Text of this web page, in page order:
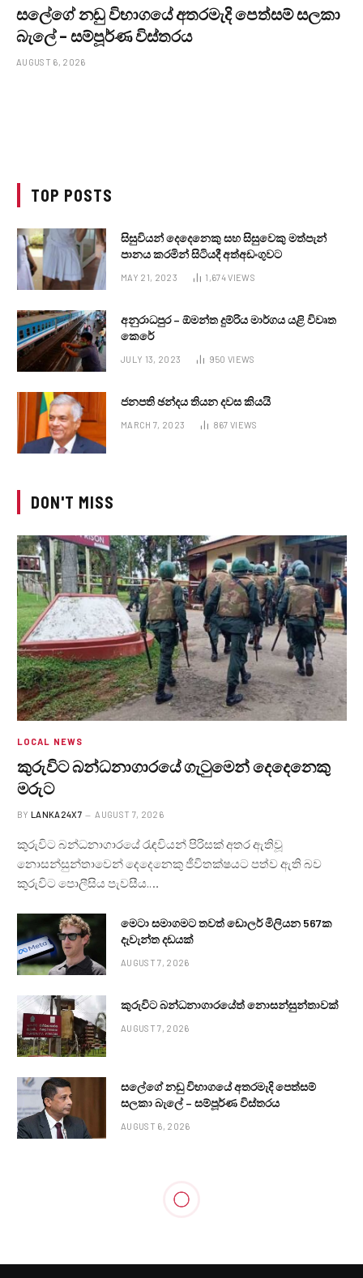
සලේගේ නඩු විභාගයේ අතරමැදි පෙත්සම් සලකා
බැලේ – සම්පූර්ණ විස්තරය
AUGUST 6, 2026
TOP POSTS
සිසුවියන් දෙදෙනෙකු සහ සිසුවෙකු මත්පැන්
පානය කරමින් සිටියදී අත්අඩංගුවට
MAY 21, 2023 1,674VIEWS
අනුරාධපුර – ඕමන්ත දුම්රිය මාර්ගය යළි විවෘත
කෙරේ
JULY 13, 2023 950 VIEWS
ජනපති ඡන්දය තියන දවස කියයි
MARCH 7, 2023 867 VIEWS
DON'T MISS
LOCAL NEWS
කුරුවිට බන්ධනාගාරයේ ගැටුමෙන් දෙදෙනෙකු
මරුට
BY LANKA24X7 AUGUST 7, 2026
කුරුවිට බන්ධනාගාරයේ රැඳවියන් පිරිසක් අතර ඇතිවූ
නොසන්සුන්තාවෙන් දෙදෙනෙකු ජීවිතක්ෂයට පත්ව ඇති බව
කුරුවිට පොලීසිය පැවසීය.…
මෙටා සමාගමට තවත් ඩොලර් මිලියන 567ක
දැවැන්ත දඩයක්
AUGUST 7, 2026
කුරුවිට බන්ධනාගාරයේත් නොසන්සුන්තාවක්
AUGUST 7, 2026
සලේගේ නඩු විභාගයේ අතරමැදි පෙත්සම්
සලකා බැලේ – සම්පූර්ණ විස්තරය
AUGUST 6, 2026